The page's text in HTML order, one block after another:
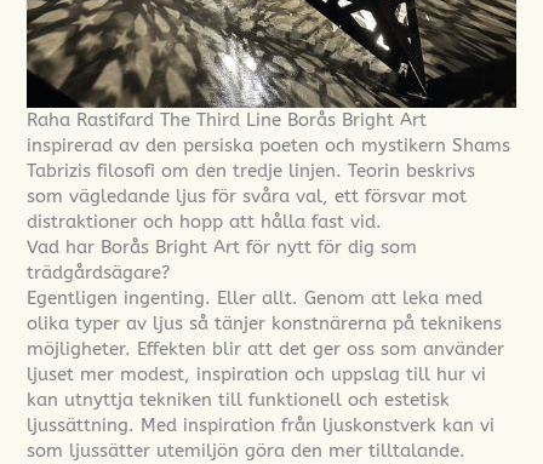
Raha Rastifard The Third Line Borås Bright Art
inspirerad av den persiska poeten och mystikern Shams
Tabrizis filosofi om den tredje linjen. Teorin beskrivs
som vägledande ljus för svåra val, ett försvar mot
distraktioner och hopp att hålla fast vid.
Vad har Borås Bright Art för nytt för dig som
trädgårdsägare?
Egentligen ingenting. Eller allt. Genom att leka med
olika typer av ljus så tänjer konstnärerna på teknikens
möjligheter. Effekten blir att det ger oss som använder
ljuset mer modest, inspiration och uppslag till hur vi
kan utnyttja tekniken till funktionell och estetisk
ljussättning. Med inspiration från ljuskonstverk kan vi
som ljussätter utemiljön göra den mer tilltalande.